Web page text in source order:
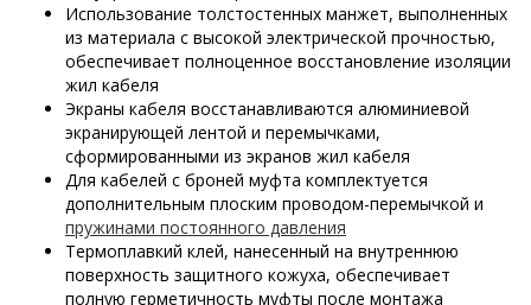
Использование толстостенных манжет, выполненных
из материала с высокой электрической прочностью,
обеспечивает полноценное восстановление изоляции
жил кабеля
Экраны кабеля восстанавливаются алюминиевой
экранирующей лентой и перемычками,
сформированными из экранов жил кабеля
Для кабелей с броней муфта комплектуется
дополнительным плоским проводом-перемычкой и
пружинами постоянного давления
Термоплавкий клей, нанесенный на внутреннюю
поверхность защитного кожуха, обеспечивает
полную герметичность муфты после монтажа